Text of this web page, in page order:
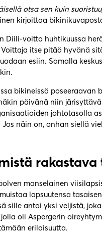
otsa sen kuin
kirjoittaa
Diili-voitto huhtikuussa
Voittaja itse pitää hyvänä
esiin. Samalla
bikineissä poseeraavan
päivänä niin
johtotasolla
Jos näin on, onhan siellä
manselainen
lapsuutensa
sille antoi yksi veljistä,
oli Aspergerin
erilaisuutta.